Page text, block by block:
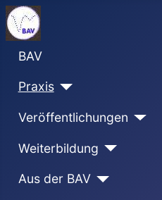
BAV
Praxis
Veröffentlichungen
Weiterbildung
Aus der BAV